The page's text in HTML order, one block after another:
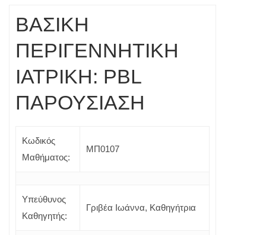
ΒΑΣΙΚΗ
ΠΕΡΙΓΕΝΝΗΤΙΚΗ
ΙΑΤΡΙΚΗ: PBL
ΠΑΡΟΥΣΙΑΣΗ
Κωδικός
Μαθήματος:
ΜΠ0107
Υπεύθυνος
Καθηγητής:
Γριβέα Ιωάννα, Καθηγήτρια